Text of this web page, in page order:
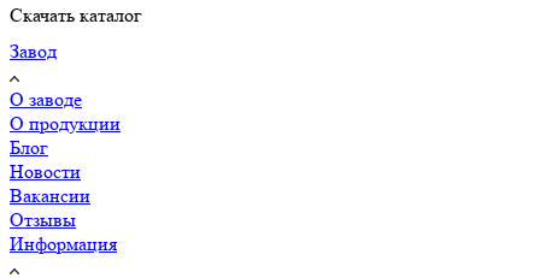
Скачать каталог
Завод
О заводе
О продукции
Блог
Новости
Вакансии
Отзывы
Информация